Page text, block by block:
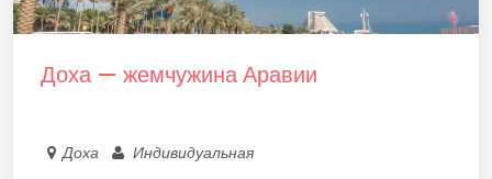
Доха — жемчужина Аравии
Доха Индивидуальная